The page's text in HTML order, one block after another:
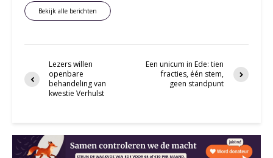
Bekijk alle berichten
Lezers willen
openbare
behandeling van
kwestie Verhulst
Een unicum in Ede: tien
fracties, één stem,
geen standpunt